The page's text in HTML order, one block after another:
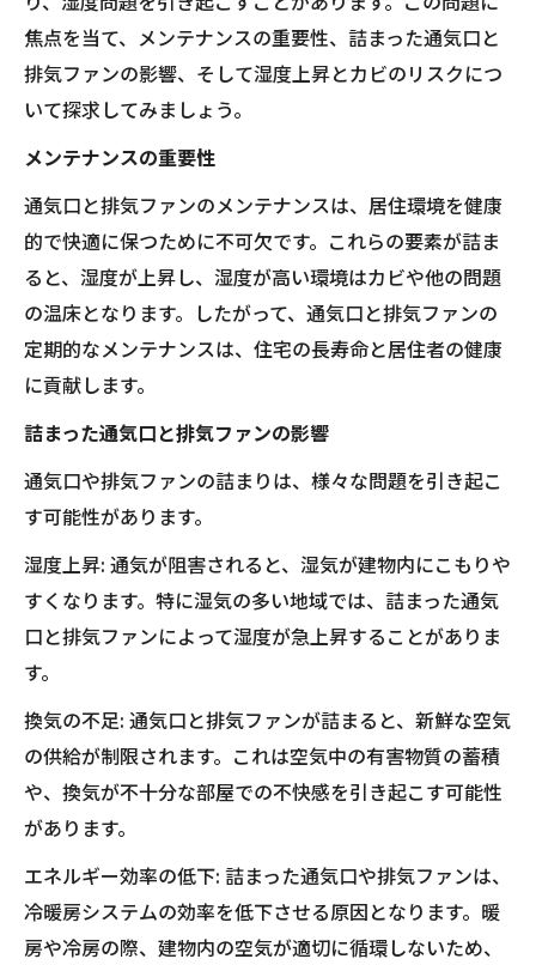
焦点を当て、メンテナンスの重要性、詰まった通気口と
排気ファンの影響、そして湿度上昇とカビのリスクにつ
いて探求してみましょう。
メンテナンスの重要性
通気口と排気ファンのメンテナンスは、居住環境を健康
的で快適に保つために不可欠です。これらの要素が詰ま
ると、湿度が上昇し、湿度が高い環境はカビや他の問題
の温床となります。したがって、通気口と排気ファンの
定期的なメンテナンスは、住宅の長寿命と居住者の健康
に貢献します。
詰まった通気口と排気ファンの影響
通気口や排気ファンの詰まりは、様々な問題を引き起こ
す可能性があります。
湿度上昇: 通気が阻害されると、湿気が建物内にこもりや
すくなります。特に湿気の多い地域では、詰まった通気
口と排気ファンによって湿度が急上昇することがありま
す。
換気の不足: 通気口と排気ファンが詰まると、新鮮な空気
の供給が制限されます。これは空気中の有害物質の蓄積
や、換気が不十分な部屋での不快感を引き起こす可能性
があります。
エネルギー効率の低下: 詰まった通気口や排気ファンは、
冷暖房システムの効率を低下させる原因となります。暖
房や冷房の際、建物内の空気が適切に循環しないため、